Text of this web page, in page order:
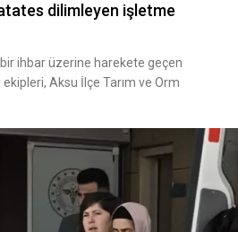
dilimleyen işletme
ihbar üzerine harekete geçen
Aksu İlçe Tarım ve Orm